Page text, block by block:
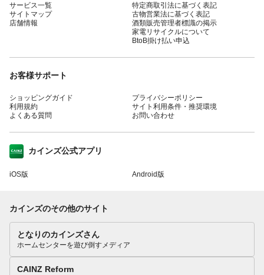
サービス一覧
サイトマップ
店舗情報
特定商取引法に基づく表記
古物営業法に基づく表記
酒類販売管理者標識の掲示
家電リサイクルについて
BtoB掛け払い申込
お客様サポート
ショッピングガイド
利用規約
よくある質問
プライバシーポリシー
サイト利用条件・推奨環境
お問い合わせ
カインズ公式アプリ
iOS版 Android版
カインズのその他のサイト
となりのカインズさん
ホームセンターを遊び倒すメディア
CAINZ Reform